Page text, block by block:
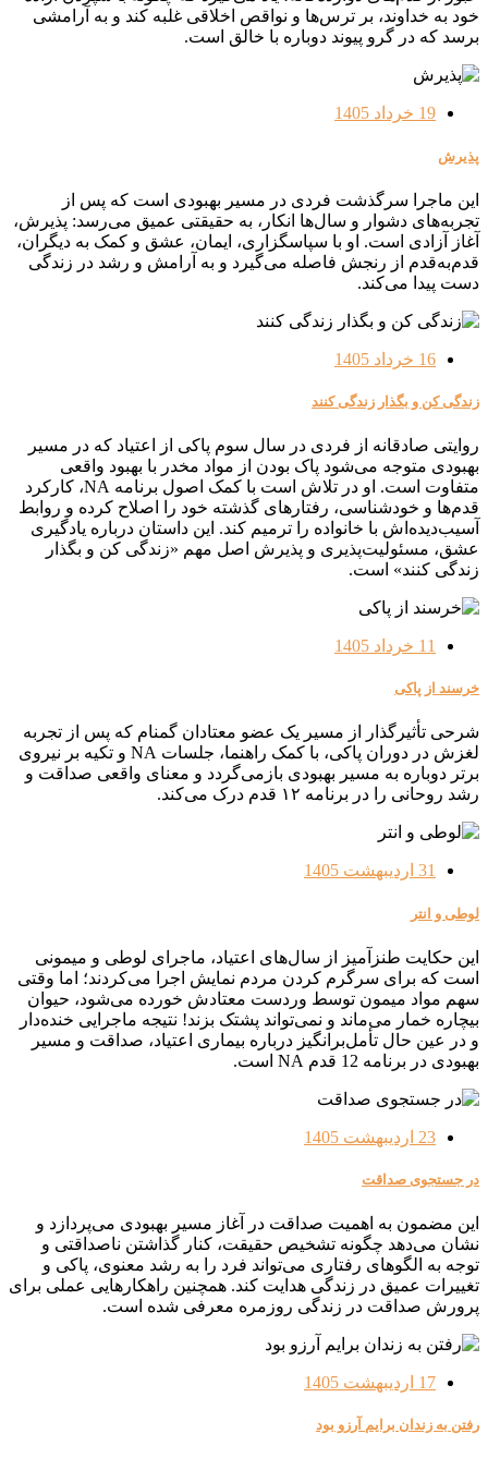
خود به خداوند، بر ترس‌ها و نواقص اخلاقی غلبه کند و به آرامشی
برسد که در گرو پیوند دوباره با خالق است.
19 خرداد 1405
پذیرش
این ماجرا سرگذشت فردی در مسیر بهبودی است که پس از
تجربه‌های دشوار و سال‌ها انکار، به حقیقتی عمیق می‌رسد: پذیرش،
آغاز آزادی است. او با سپاسگزاری، ایمان، عشق و کمک به دیگران،
قدم‌به‌قدم از رنجش فاصله می‌گیرد و به آرامش و رشد در زندگی
دست پیدا می‌کند.
16 خرداد 1405
زندگی کن و بگذار زندگی کنند
روایتی صادقانه از فردی در سال سوم پاکی از اعتیاد که در مسیر
بهبودی متوجه می‌شود پاک بودن از مواد مخدر با بهبود واقعی
متفاوت است. او در تلاش است با کمک اصول برنامه NA، کارکرد
قدم‌ها و خودشناسی، رفتارهای گذشته خود را اصلاح کرده و روابط
آسیب‌دیده‌اش با خانواده را ترمیم کند. این داستان درباره یادگیری
عشق، مسئولیت‌پذیری و پذیرش اصل مهم «زندگی کن و بگذار
زندگی کنند» است.
11 خرداد 1405
خرسند از پاکی
شرحی تأثیرگذار از مسیر یک عضو معتادان گمنام که پس از تجربه
لغزش در دوران پاکی، با کمک راهنما، جلسات NA و تکیه بر نیروی
برتر دوباره به مسیر بهبودی بازمی‌گردد و معنای واقعی صداقت و
رشد روحانی را در برنامه ۱۲ قدم درک می‌کند.
31 اردیبهشت 1405
لوطی و انتر
این حکایت طنزآمیز از سال‌های اعتیاد، ماجرای لوطی و میمونی
است که برای سرگرم کردن مردم نمایش اجرا می‌کردند؛ اما وقتی
سهم مواد میمون توسط وردست معتادش خورده می‌شود، حیوان
بیچاره خمار می‌ماند و نمی‌تواند پشتک بزند! نتیجه ماجرایی خنده‌دار
و در عین حال تأمل‌برانگیز درباره بیماری اعتیاد، صداقت و مسیر
بهبودی در برنامه 12 قدم NA است.
23 اردیبهشت 1405
در جستجوی صداقت
این مضمون به اهمیت صداقت در آغاز مسیر بهبودی می‌پردازد و
نشان می‌دهد چگونه تشخیص حقیقت، کنار گذاشتن ناصداقتی و
توجه به الگوهای رفتاری می‌تواند فرد را به رشد معنوی، پاکی و
تغییرات عمیق در زندگی هدایت کند. همچنین راهکارهایی عملی برای
پرورش صداقت در زندگی روزمره معرفی شده است.
17 اردیبهشت 1405
رفتن به زندان برایم آرزو بود